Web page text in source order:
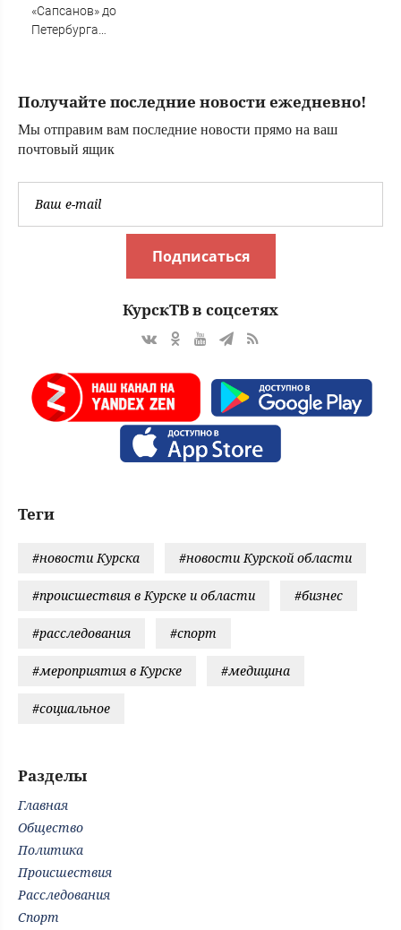
«Сапсанов» до
Петербурга
Получайте последние новости ежедневно!
Мы отправим вам последние новости прямо на ваш
почтовый ящик
Подписаться
КурскТВ в соцсетях
Теги
#новости Курска #новости Курской области
#происшествия в Курске и области #бизнес
#расследования #спорт
#мероприятия в Курске #медицина
#социальное
Разделы
Главная
Общество
Политика
Происшествия
Расследования
Спорт